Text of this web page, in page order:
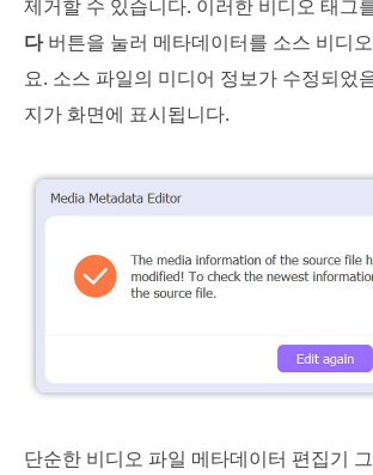
제거할 수 있습니다. 이러한 비디오 태그
다버튼을 눌러 메타데이터를 소스 비디
요. 소스 파일의 미디어 정보가 수정되었
지가 화면에 표시됩니다.
단순한 비디오 파일 메타데이터 편집기